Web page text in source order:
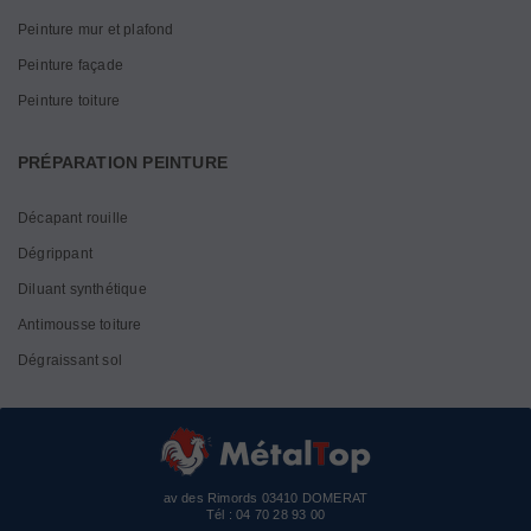
Peinture mur et plafond
Peinture façade
Peinture toiture
PRÉPARATION PEINTURE
Décapant rouille
Dégrippant
Diluant synthétique
Antimousse toiture
Dégraissant sol
av des Rimords 03410 DOMERAT
Tél :04 70 28 93 00